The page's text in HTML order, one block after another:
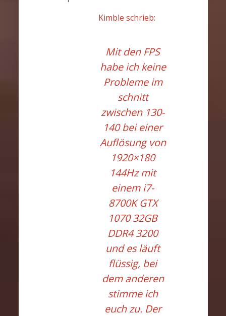
Kimble schrieb:
Mit den FPS
habe ich keine
Probleme im
schnitt
zwischen 130-
140 bei einer
Auflösung von
1920×180
144Hz mit
einem i7-
8700K GTX
1070 32GB
DDR4 3200
und es läuft
flüssig, bei
dem anderen
stimme ich
euch zu. Der